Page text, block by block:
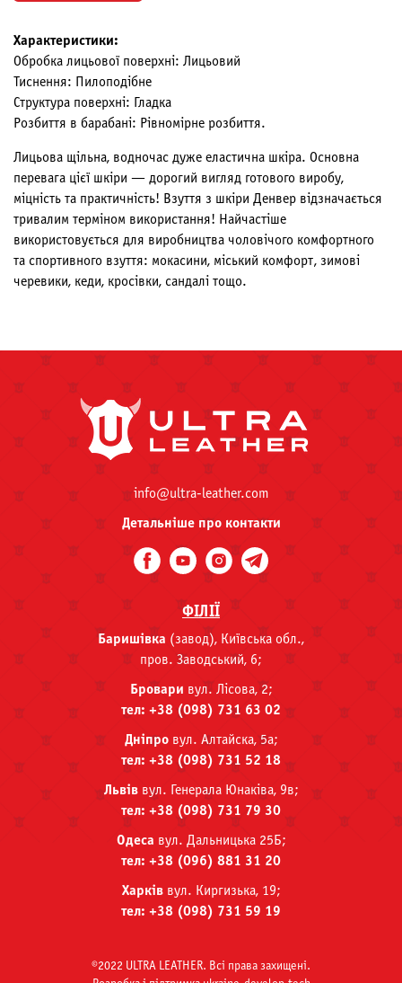
Характеристики:
Обробка лицьової поверхні: Лицьовий
Тиснення: Пилоподібне
Структура поверхні: Гладка
Розбиття в барабані: Рівномірне розбиття.
Лицьова щільна, водночас дуже еластична шкіра. Основна
перевага цієї шкіри — дорогий вигляд готового виробу,
міцність та практичність! Взуття з шкіри Денвер відзначається
тривалим терміном використання! Найчастіше
використовується для виробництва чоловічого комфортного
та спортивного взуття: мокасини, міський комфорт, зимові
черевики, кеди, кросівки, сандалі тощо.
info@ultra-leather.com
Детальніше про контакти
ФІЛІЇ
Баришівка (завод), Київська обл.,
пров. Заводський, 6;
Бровари вул. Лісова, 2;
тел: +38 (098) 731 63 02
Дніпровул. Алтайска, 5а;
тел: +38 (098) 731 52 18
Львіввул. Генерала Юнаківа, 9в;
тел: +38 (098) 731 79 30
Одеса вул. Дальницька 25Б;
тел: +38 (096) 881 31 20
Харківвул. Киргизька, 19;
тел: +38 (098) 731 59 19
©2022 ULTRA LEATHER. Всі права захищені.